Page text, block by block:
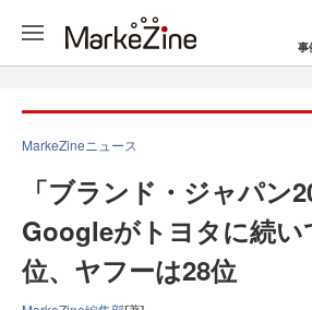
事
MarkeZineニュース
「ブランド・ジャパン
Googleがトヨタに続い
位、ヤフーは28位